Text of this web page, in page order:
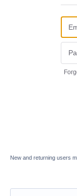
New and returning users